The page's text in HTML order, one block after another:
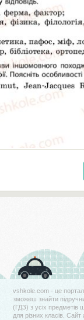
vshkole.com - це
зможеш знайти
(ГДЗ) з усіх предметів
для різних класів. Сайт